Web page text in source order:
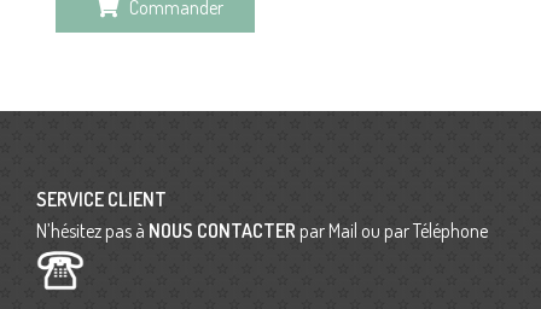
Commander
SERVICE CLIENT
N’hésitez pas à NOUS CONTACTER par Mail ou par Téléphone